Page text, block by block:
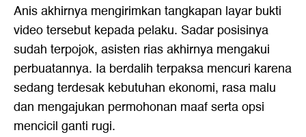
Anis akhirnya mengirimkan tangkapan layar bukti
video tersebut kepada pelaku. Sadar posisinya
sudah terpojok, asisten rias akhirnya mengakui
perbuatannya. Ia berdalih terpaksa mencuri karena
sedang terdesak kebutuhan ekonomi, rasa malu
dan mengajukan permohonan maaf serta opsi
mencicil ganti rugi.